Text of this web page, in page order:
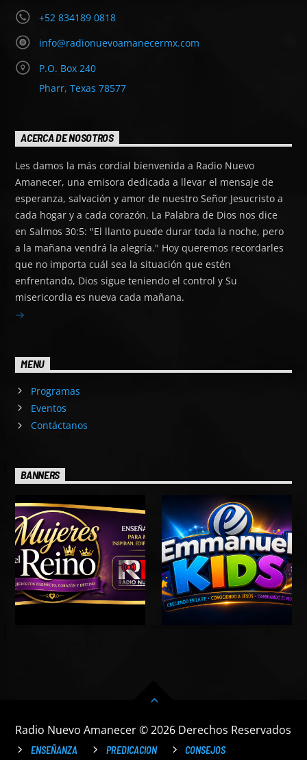
+52 834189 0818
info@radionuevoamanecermx.com
P.O. Box 240
Pharr, Texas 78577
ACERCA DE NOSOTROS
Les damos la más cordial bienvenida a Radio Nuevo
Amanecer, una emisora dedicada a llevar el mensaje de
esperanza, salvación y amor de nuestro Señor Jesucristo a
cada hogar y a cada corazón. La Palabra de Dios nos dice
en Salmos 30:5: "El llanto puede durar toda la noche, pero
a la mañana vendrá la alegría." Hoy queremos recordarles
que no importa cuál sea la situación que estén
enfrentando, Dios sigue teniendo el control y Su
misericordia es nueva cada mañana.
MENU
Programas
Eventos
Contáctanos
BANNERS
Radio Nuevo Amanecer © 2026 Derechos Reservados
ENSEÑANZA PREDICACION
CONSEJOS